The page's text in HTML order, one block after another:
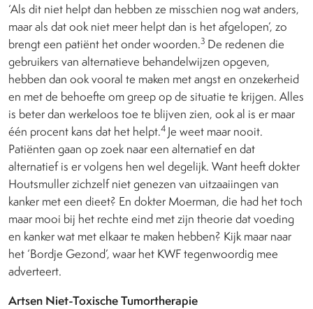
‘Als dit niet helpt dan hebben ze misschien nog wat anders,
maar als dat ook niet meer helpt dan is het afgelopen’, zo
brengt een patiënt het onder woorden.3 De redenen die
gebruikers van alternatieve behandelwijzen opgeven,
hebben dan ook vooral te maken met angst en onzekerheid
en met de behoefte om greep op de situatie te krijgen. Alles
is beter dan werkeloos toe te blijven zien, ook al is er maar
één procent kans dat het helpt.4 Je weet maar nooit.
Patiënten gaan op zoek naar een alternatief en dat
alternatief is er volgens hen wel degelijk. Want heeft dokter
Houtsmuller zichzelf niet genezen van uitzaaiingen van
kanker met een dieet? En dokter Moerman, die had het toch
maar mooi bij het rechte eind met zijn theorie dat voeding
en kanker wat met elkaar te maken hebben? Kijk maar naar
het ‘Bordje Gezond’, waar het KWF tegenwoordig mee
adverteert.
Artsen Niet-Toxische Tumortherapie